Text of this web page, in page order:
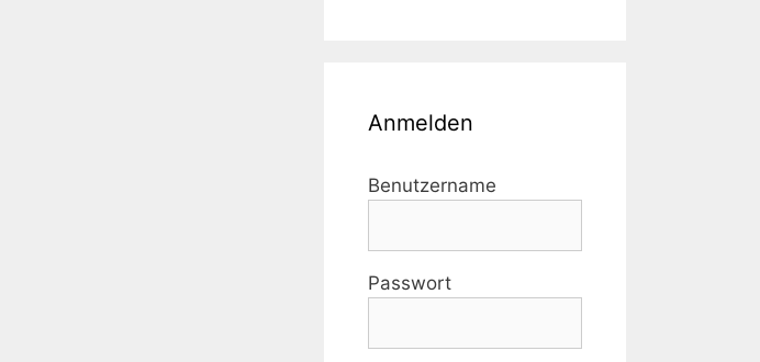
Anmelden
Benutzername
Passwort